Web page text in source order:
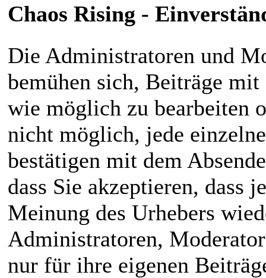
Chaos Rising -
Die Administratoren und
bemühen sich, Beiträge
wie möglich zu bearbeiten
nicht möglich, jede
bestätigen mit dem
dass Sie akzeptieren, dass
Meinung des Urhebers
Administratoren,
nur für ihre eigenen